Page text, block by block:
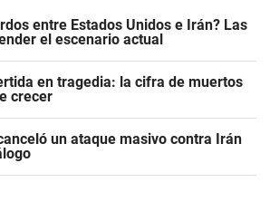
entre Estados Unidos e Irán? Las
el escenario actual
en tragedia: la cifra de muertos
crecer
un ataque masivo contra Irán